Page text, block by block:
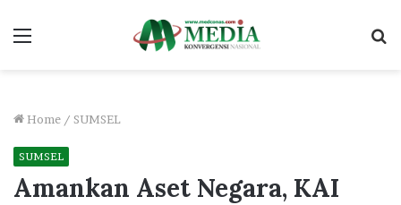
Menu
Home / SUMSEL
SUMSEL
Amankan Aset Negara, KAI